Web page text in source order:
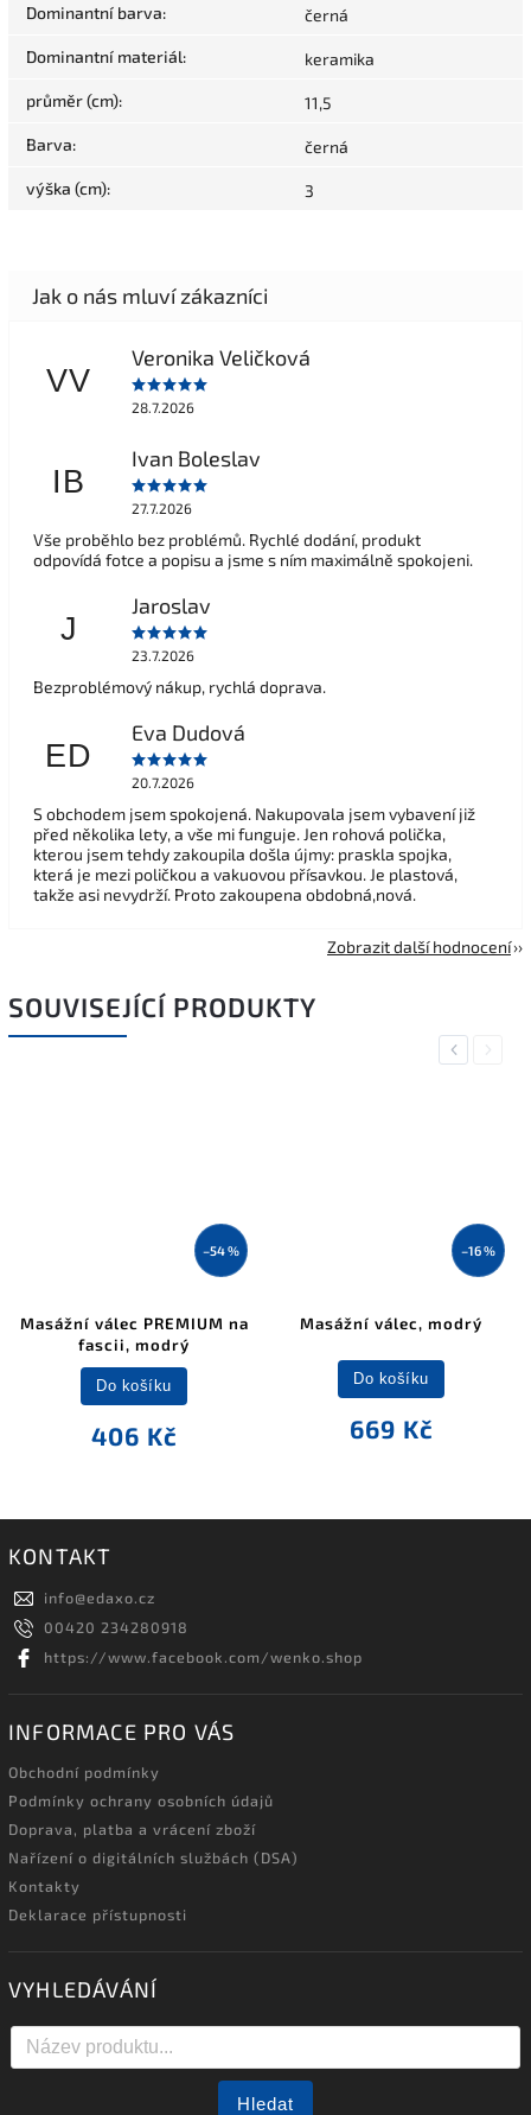
Dominantní barva: černá
Dominantní materiál: keramika
průměr (cm): 11,5
Barva: černá
výška (cm): 3
VV
Veronika Veličková
28.7.2026
IB
Ivan Boleslav
27.7.2026
Vše proběhlo bez problémů. Rychlé dodání, produkt
odpovídá fotce a popisu a jsme s ním maximálně spokojeni.
J
Jaroslav
23.7.2026
Bezproblémový nákup, rychlá doprava.
ED
Eva Dudová
20.7.2026
S obchodem jsem spokojená. Nakupovala jsem vybavení již
před několika lety, a vše mi funguje. Jen rohová polička,
kterou jsem tehdy zakoupila došla újmy: praskla spojka,
která je mezi poličkou a vakuovou přísavkou. Je plastová,
takže asi nevydrží. Proto zakoupena obdobná,nová.
Zobrazit další hodnocení
SOUVISEJÍCÍ PRODUKTY
Previous
–54 %
Masážní válec PREMIUM na
fascii, modrý
406 Kč
Do košíku
–16 %
Masážní válec, modrý
669 Kč
Do košíku
Next
KONTAKT
info@edaxo.cz
00420 234280918
https://www.facebook.com/wenko.shop
INFORMACE PRO VÁS
Obchodní podmínky
Podmínky ochrany osobních údajů
Doprava, platba a vrácení zboží
Nařízení o digitálních službách (DSA)
Kontakty
Deklarace přístupnosti
VYHLEDÁVÁNÍ
Hledat